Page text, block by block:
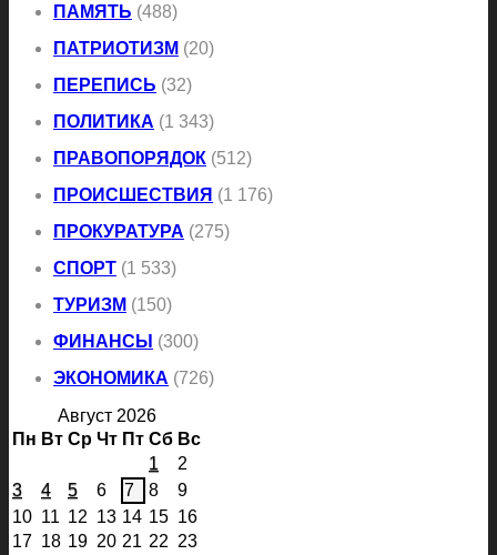
ПАМЯТЬ (488)
ПАТРИОТИЗМ (20)
ПЕРЕПИСЬ (32)
ПОЛИТИКА (1 343)
ПРАВОПОРЯДОК (512)
ПРОИСШЕСТВИЯ (1 176)
ПРОКУРАТУРА (275)
СПОРТ (1 533)
ТУРИЗМ (150)
ФИНАНСЫ (300)
ЭКОНОМИКА (726)
Август 2026
Пн Вт Ср Чт Пт Сб Вс
1
2
3
4 5 6 7 8
9
10 11 12 13 14 15 16
17 18 19 20 21 22 23